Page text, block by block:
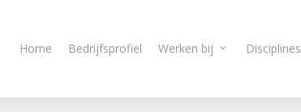
Home Bedrijfsprofiel Werken bij Disciplines